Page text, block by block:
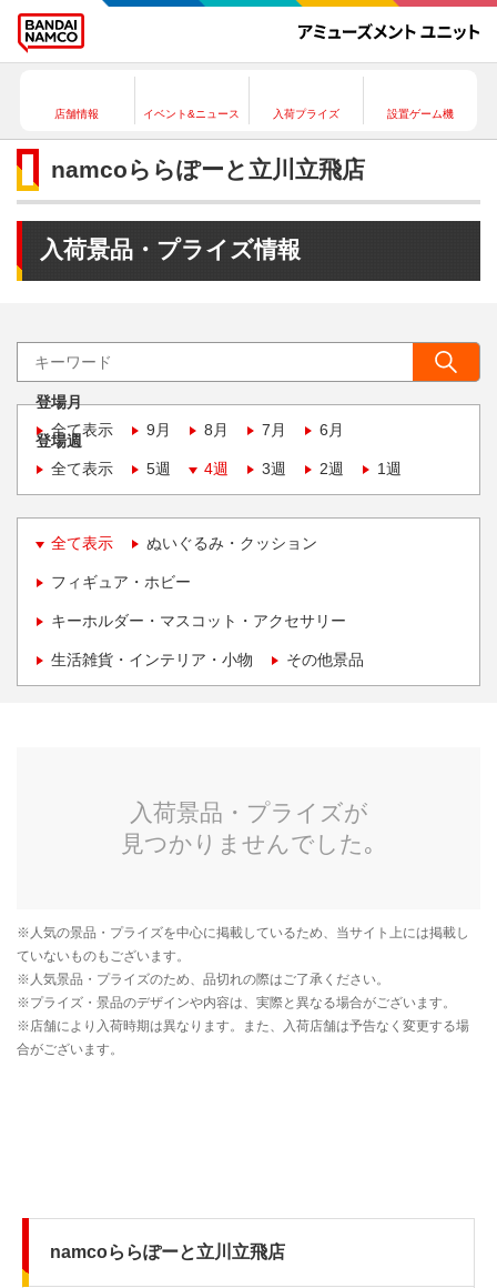
店舗情報 イベント&ニュース 入荷プライズ 設置ゲーム機
namcoららぽーと立川立飛店
入荷景品・プライズ情報
登場月
全て表示
9月 8月 7月 6月
登場週
全て表示
5週 4週 3週 2週 1週
全て表示 ぬいぐるみ・クッション
フィギュア・ホビー
キーホルダー・マスコット・アクセサリー
生活雑貨・インテリア・小物 その他景品
namcoららぽーと立川立飛店